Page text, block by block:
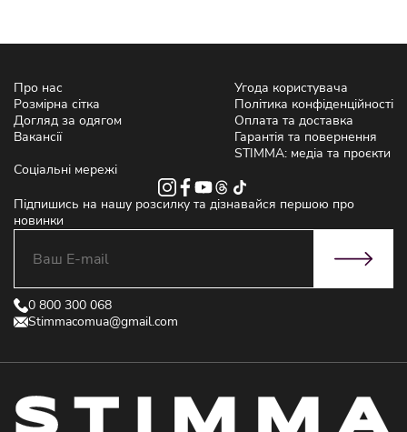
Про нас
Розмірна сітка
Догляд за одягом
Вакансії
Угода користувача
Політика конфіденційності
Оплата та доставка
Гарантія та повернення
STIMMA: медіа та проєкти
Соціальні мережі
Підпишись на нашу розсилку та дізнавайся першою про
новинки
0 800 300 068
Stimmacomua@gmail.com